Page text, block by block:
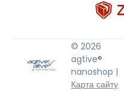
© 2026
agtive®
nanoshop |
Карта сайту